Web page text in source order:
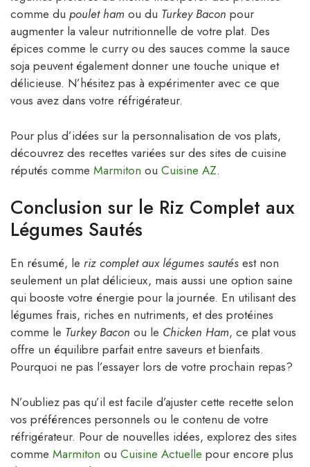
comme du poulet ham ou du Turkey Bacon pour
augmenter la valeur nutritionnelle de votre plat. Des
épices comme le curry ou des sauces comme la sauce
soja peuvent également donner une touche unique et
délicieuse. N’hésitez pas à expérimenter avec ce que
vous avez dans votre réfrigérateur.
Pour plus d’idées sur la personnalisation de vos plats,
découvrez des recettes variées sur des sites de cuisine
réputés comme Marmiton ou Cuisine AZ.
Conclusion sur le Riz Complet aux
Légumes Sautés
En résumé, le riz complet aux légumes sautés est non
seulement un plat délicieux, mais aussi une option saine
qui booste votre énergie pour la journée. En utilisant des
légumes frais, riches en nutriments, et des protéines
comme le Turkey Bacon ou le Chicken Ham, ce plat vous
offre un équilibre parfait entre saveurs et bienfaits.
Pourquoi ne pas l’essayer lors de votre prochain repas?
N’oubliez pas qu’il est facile d’ajuster cette recette selon
vos préférences personnels ou le contenu de votre
réfrigérateur. Pour de nouvelles idées, explorez des sites
comme Marmiton ou Cuisine Actuelle pour encore plus